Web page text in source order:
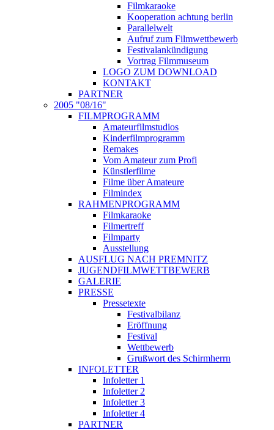
Filmkaraoke
Kooperation achtung berlin
Parallelwelt
Aufruf zum Filmwettbewerb
Festivalankündigung
Vortrag Filmmuseum
LOGO ZUM DOWNLOAD
KONTAKT
PARTNER
2005 "08/16"
FILMPROGRAMM
Amateurfilmstudios
Kinderfilmprogramm
Remakes
Vom Amateur zum Profi
Künstlerfilme
Filme über Amateure
Filmindex
RAHMENPROGRAMM
Filmkaraoke
Filmertreff
Filmparty
Ausstellung
AUSFLUG NACH PREMNITZ
JUGENDFILMWETTBEWERB
GALERIE
PRESSE
Pressetexte
Festivalbilanz
Eröffnung
Festival
Wettbewerb
Grußwort des Schirmherrn
INFOLETTER
Infoletter 1
Infoletter 2
Infoletter 3
Infoletter 4
PARTNER